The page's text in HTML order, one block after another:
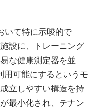
いて特に示唆的で
設に、トレーニング
な健康測定器を並
用可能にするというモ
立しやすい構造を持
最小化され、テナン